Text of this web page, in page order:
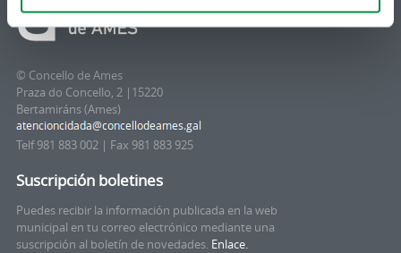
© Concello de Ames
Praza do Concello, 2 |15220
Bertamiráns (Ames)
Telf 981 883 002 | Fax 981 883 925
Suscripción boletines
Puedes recibir la información publicada en la web
municipal en tu correo electrónico mediante una
suscripción al boletín de novedades. Enlace.